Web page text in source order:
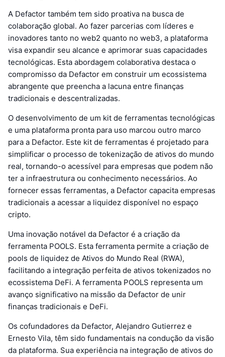
A Defactor também tem sido proativa na busca de
colaboração global. Ao fazer parcerias com líderes e
inovadores tanto no web2 quanto no web3, a plataforma
visa expandir seu alcance e aprimorar suas capacidades
tecnológicas. Esta abordagem colaborativa destaca o
compromisso da Defactor em construir um ecossistema
abrangente que preencha a lacuna entre finanças
tradicionais e descentralizadas.
O desenvolvimento de um kit de ferramentas tecnológicas
e uma plataforma pronta para uso marcou outro marco
para a Defactor. Este kit de ferramentas é projetado para
simplificar o processo de tokenização de ativos do mundo
real, tornando-o acessível para empresas que podem não
ter a infraestrutura ou conhecimento necessários. Ao
fornecer essas ferramentas, a Defactor capacita empresas
tradicionais a acessar a liquidez disponível no espaço
cripto.
Uma inovação notável da Defactor é a criação da
ferramenta POOLS. Esta ferramenta permite a criação de
pools de liquidez de Ativos do Mundo Real (RWA),
facilitando a integração perfeita de ativos tokenizados no
ecossistema DeFi. A ferramenta POOLS representa um
avanço significativo na missão da Defactor de unir
finanças tradicionais e DeFi.
Os cofundadores da Defactor, Alejandro Gutierrez e
Ernesto Vila, têm sido fundamentais na condução da visão
da plataforma. Sua experiência na integração de ativos do